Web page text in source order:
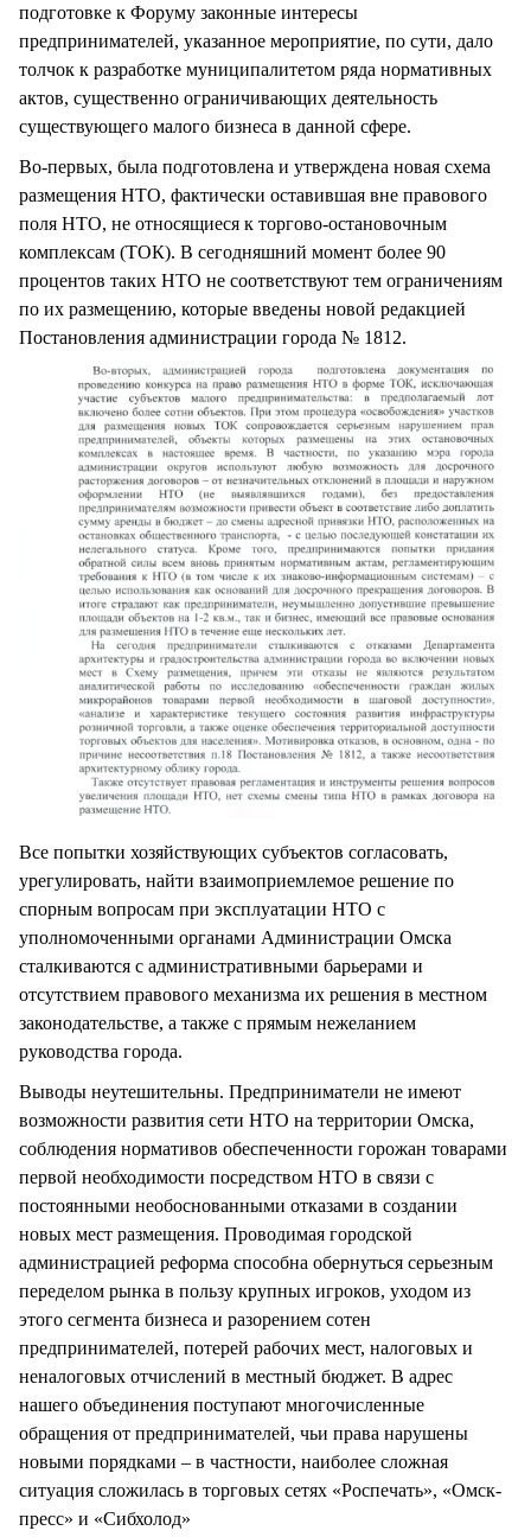
подготовке к Форуму законные интересы
предпринимателей, указанное мероприятие, по сути, дало
толчок к разработке муниципалитетом ряда нормативных
актов, существенно ограничивающих деятельность
существующего малого бизнеса в данной сфере.
Во-первых, была подготовлена и утверждена новая схема
размещения НТО, фактически оставившая вне правового
поля НТО, не относящиеся к торгово-остановочным
комплексам (ТОК). В сегодняшний момент более 90
процентов таких НТО не соответствуют тем ограничениям
по их размещению, которые введены новой редакцией
Постановления администрации города № 1812.
Все попытки хозяйствующих субъектов согласовать,
урегулировать, найти взаимоприемлемое решение по
спорным вопросам при эксплуатации НТО с
уполномоченными органами Администрации Омска
сталкиваются с административными барьерами и
отсутствием правового механизма их решения в местном
законодательстве, а также с прямым нежеланием
руководства города.
Выводы неутешительны. Предприниматели не имеют
возможности развития сети НТО на территории Омска,
соблюдения нормативов обеспеченности горожан товарами
первой необходимости посредством НТО в связи с
постоянными необоснованными отказами в создании
новых мест размещения. Проводимая городской
администрацией реформа способна обернуться серьезным
переделом рынка в пользу крупных игроков, уходом из
этого сегмента бизнеса и разорением сотен
предпринимателей, потерей рабочих мест, налоговых и
неналоговых отчислений в местный бюджет. В адрес
нашего объединения поступают многочисленные
обращения от предпринимателей, чьи права нарушены
новыми порядками – в частности, наиболее сложная
ситуация сложилась в торговых сетях «Роспечать», «Омск-
пресс» и «Сибхолод»